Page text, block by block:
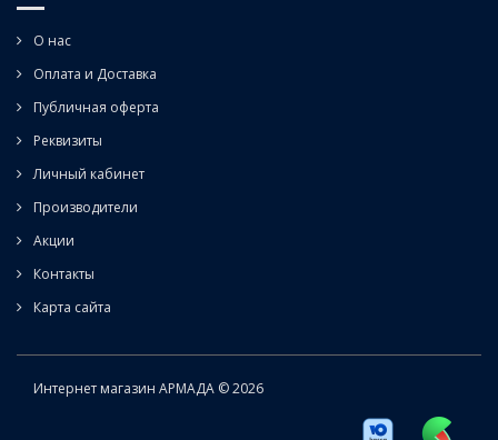
О нас
Оплата и Доставка
Публичная оферта
Реквизиты
Личный кабинет
Производители
Акции
Контакты
Карта сайта
Интернет магазин АРМАДА © 2026